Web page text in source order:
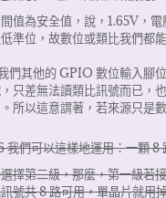
值為安全值，說，1.65V，電
準位，故數位或類比我們都
們其他的 GPIO 數位輸入腳
只差無法讀類比訊號而已，
所以這意謂著，若來源只是
我們可以這樣地運用：一顆 8
擇第二級，那麼，第一級若
號共 8 路可用，單晶片就用